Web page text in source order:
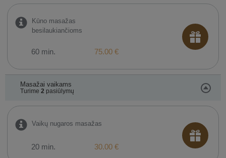
Kūno masažas
besilaukiančioms
60 min. 75.00 €
Masažai vaikams
Turime 2 pasiūlymų
Vaikų nugaros masažas
20 min. 30.00 €